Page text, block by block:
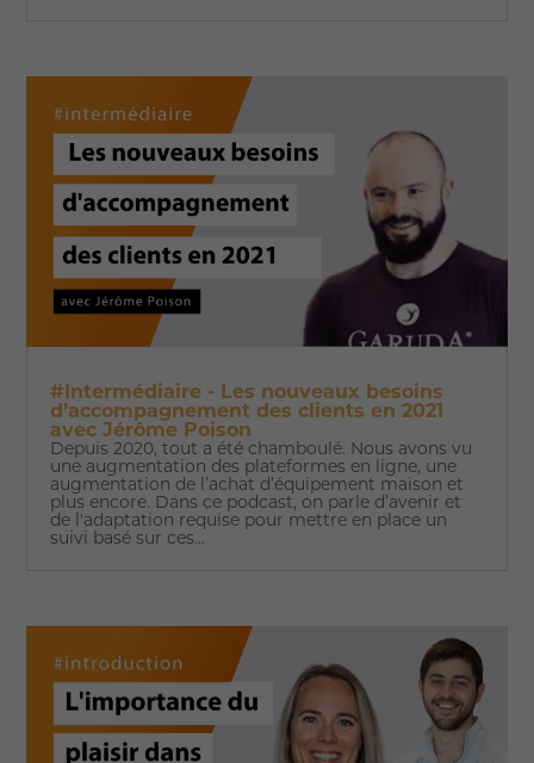
#Intermédiaire - Les nouveaux besoins
d’accompagnement des clients en 2021
avec Jérôme Poison
Depuis 2020, tout a été chamboulé. Nous avons vu
une augmentation des plateformes en ligne, une
augmentation de l’achat d’équipement maison et
plus encore. Dans ce podcast, on parle d’avenir et
de l'adaptation requise pour mettre en place un
suivi basé sur ces...